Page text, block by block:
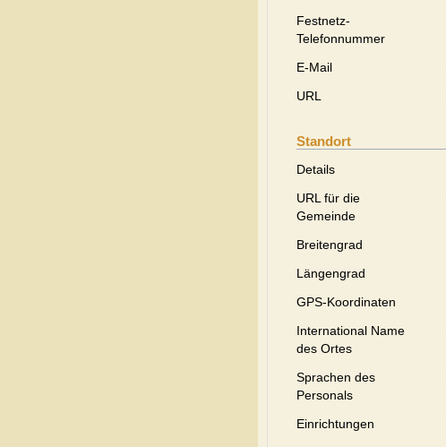
Festnetz-
Telefonnummer
E-Mail
URL
Standort
Details
URL für die
Gemeinde
Breitengrad
Längengrad
GPS-Koordinaten
International Name
des Ortes
Sprachen des
Personals
Einrichtungen